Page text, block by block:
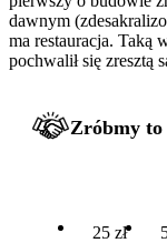
dawnym
ma restauracja. Taką
pochwalił się zresztą
Zróbmy to
25 zł